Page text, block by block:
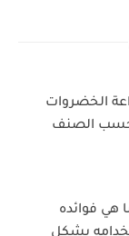
الخضروات
الصنف
فوائده